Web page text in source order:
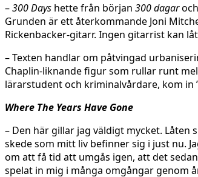
–300 Days hette från början 300 dagar
Grunden är ett återkommande Joni
Rickenbacker-gitarr. Ingen gitarrist kan
– Texten handlar om påtvingad
Chaplin-liknande figur som rullar runt
lärarstudent och kriminalvårdare, kom in
Where The Years Have Gone
– Den här gillar jag väldigt mycket.
skede som mitt liv befinner sig i just nu.
om att få tid att umgås igen, att det
spelat in mig i många omgångar genom